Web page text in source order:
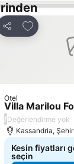
Paylaş
Otel
Villa Marilou
/Değerlendirme yok
Kassandria,
Kesin fiyatları
seçin